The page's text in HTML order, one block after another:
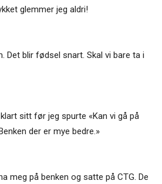
glemmer jeg aldri!
Det blir fødsel snart. Skal vi bare ta i
sitt før jeg spurte «Kan vi gå på
der er mye bedre.»
meg på benken og satte på CTG. De